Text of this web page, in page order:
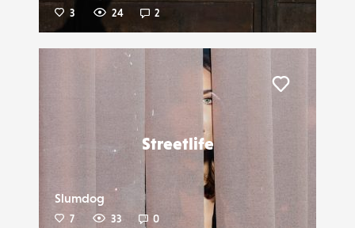
3 24 2
Streetlife
Slumdog
7 33 0